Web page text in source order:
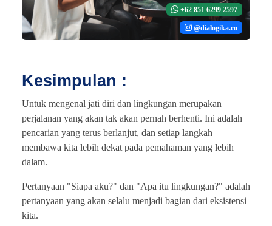
+62 851 6299 2597
@dialogika.co
Kesimpulan :
Untuk mengenal jati diri dan lingkungan merupakan
perjalanan yang akan tak akan pernah berhenti. Ini adalah
pencarian yang terus berlanjut, dan setiap langkah
membawa kita lebih dekat pada pemahaman yang lebih
dalam.
Pertanyaan "Siapa aku?" dan "Apa itu lingkungan?" adalah
pertanyaan yang akan selalu menjadi bagian dari eksistensi
kita.